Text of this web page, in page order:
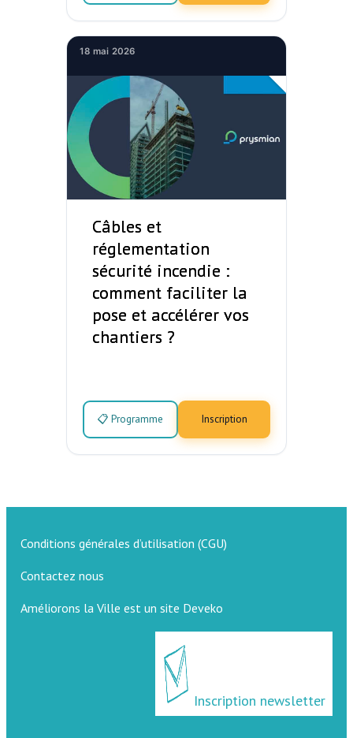
18 mai 2026
Câbles et
réglementation
sécurité incendie :
comment faciliter la
pose et accélérer vos
chantiers ?
📋 Programme Inscription
Conditions générales d’utilisation (CGU)
Contactez nous
Améliorons la Ville est un site Deveko
Inscription newsletter